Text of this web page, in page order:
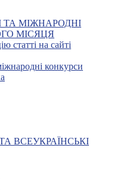
ТА МІЖНАРОДНІ
МІСЯЦЯ
статті на сайті
конкурси
ВСЕУКРАЇНСЬКІ